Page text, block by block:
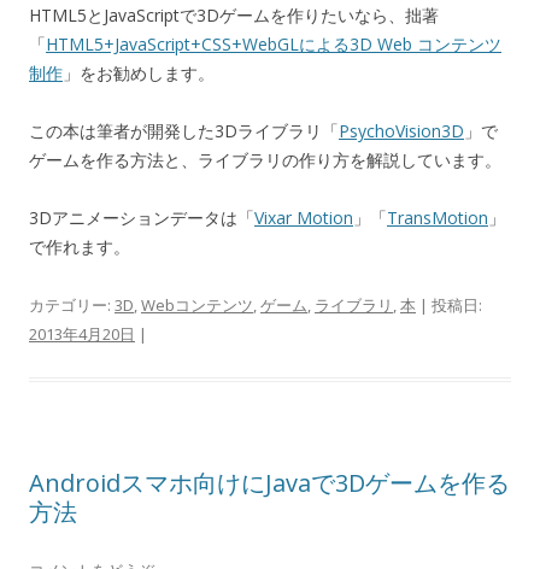
HTML5とJavaScriptで3Dゲームを作りたいなら、拙著
「HTML5+JavaScript+CSS+WebGLによる3D Web コンテンツ
制作 」をお勧めします。
この本は筆者が開発した3Dライブラリ「PsychoVision3D 」で
ゲームを作る方法と、ライブラリの作り方を解説しています。
3Dアニメーションデータは「Vixar Motion 」「TransMotion 」
で作れます。
カテゴリー: 3D,Webコンテンツ,ゲーム, ライブラリ ,本 | 投稿日:
2013年4月20日 |
Androidスマホ向けにJavaで3Dゲームを作る
方法